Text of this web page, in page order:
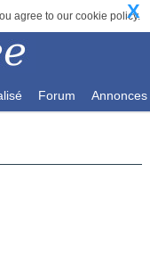
agree to our cookie policy.
X
Forum Annonces